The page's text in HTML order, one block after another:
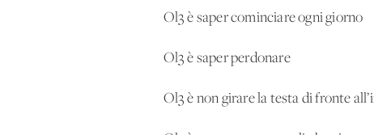
Ol3 è saper cominciare ogni giorno
Ol3 è saper perdonare
Ol3 è non girare la testa di fronte